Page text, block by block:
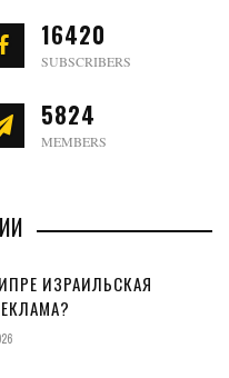
16420
SUBSCRIBERS
5824
MEMBERS
ИЗРАИЛЬСКАЯ